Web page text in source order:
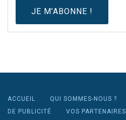
ACCUEIL QUI SOMMES-NOUS ?
DE PUBLICITÉ
VOS PARTENAIRES